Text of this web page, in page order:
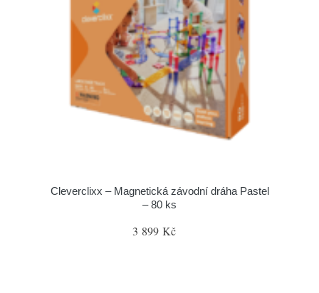
Cleverclixx – Magnetická závodní dráha Pastel
– 80 ks
3 899 Kč